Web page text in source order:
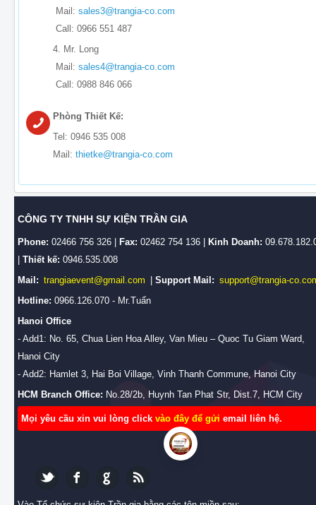
Mail: sales3@trangia-co.com
Call: 0966 551 487
4. Mr. Long
Mail: sales4@trangia-co.com
Call: 0988 846 066
Phòng Thiết Kế:
Tel: 0946 535 008
Mail: thietke@trangia-co.com
CÔNG TY TNHH SỰ KIỆN TRẦN GIA
Phone: 02466 756 326 | Fax: 02462 754 136 | Kinh Doanh:
Thiết kế: 0946.535.008
Mail: trangiaevent@gmail.com Support Mail: support@trangia-
Hotline: 0966.126.070 - Mr.Tuấn
Hanoi Office
- Add1: No. 65, Chua Lien Hoa Alley, Van Mieu – Quoc Tu Giam Ward,
Hanoi City
- Add2: Hamlet 3, Hai Boi Village, Vinh Thanh Commune, Hanoi City
HCM Branch Office: No.28/2b, Huynh Tan Phat Str, Dist.7, HCM City
Mọi yêu cầu xin vui lòng click vào đây để gửi email liên hệ.